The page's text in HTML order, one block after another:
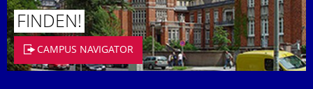
FINDEN!
CAMPUS NAVIGATOR